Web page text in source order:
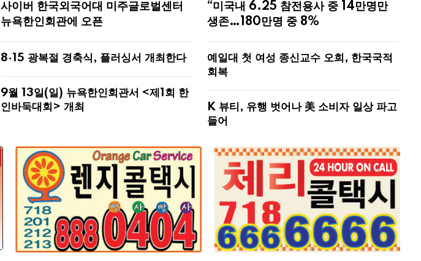
사이버 한국외국어대 미주글로벌센터
뉴욕한인회관에 오픈
8·15 광복절 경축식, 플러싱서 개최한다
9월 13일(일) 뉴욕한인회관서 <제1회 한
인바둑대회> 개최
“미국내 6.25 참전용사 중 14만명만
생존…180만명 중 8%
예일대 첫 여성 종신교수 오희, 한국국적
회복
K 뷰티, 유행 벗어나 美 소비자 일상 파고
들어